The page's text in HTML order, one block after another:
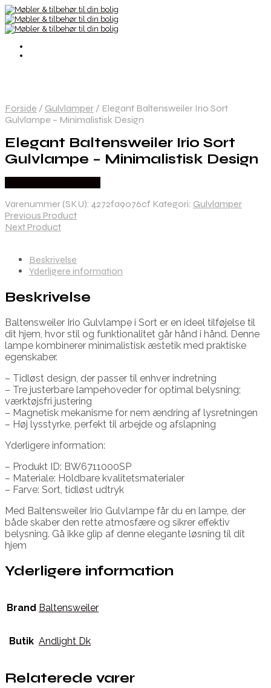
Forside / Gulvlamper / Elegant Baltensweiler Irio Sort
Gulvlampe – Minimalistisk Design
Elegant Baltensweiler Irio Sort
Gulvlampe – Minimalistisk Design
Varenummer (SKU): 4272fa9076cf Kategori: Gulvlamper
Previous Product
Next Product
Beskrivelse
Yderligere information
Beskrivelse
Baltensweiler Irio Gulvlampe i Sort er en ideel tilføjelse til
dit hjem, hvor stil og funktionalitet går hånd i hånd. Denne
lampe kombinerer minimalistisk æstetik med praktiske
egenskaber.
– Tidløst design, der passer til enhver indretning
– Tre justerbare lampehoveder for optimal belysning;
værktøjsfri justering
– Magnetisk mekanisme for nem ændring af lysretningen
– Høj lysstyrke, perfekt til arbejde og afslapning
Yderligere information:
– Produkt ID: BW6711000SP
– Materiale: Holdbare kvalitetsmaterialer
– Farve: Sort, tidløst udtryk
Med Baltensweiler Irio Gulvlampe får du en lampe, der
både skaber den rette atmosfære og sikrer effektiv
belysning. Gå ikke glip af denne elegante løsning til dit
hjem
Yderligere information
Brand Baltensweiler
Butik Andlight Dk
Relaterede varer